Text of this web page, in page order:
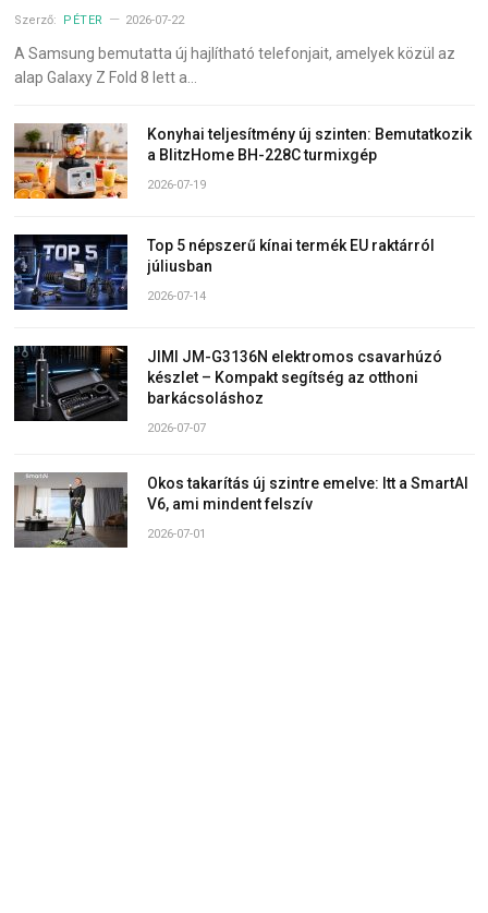
Szerző: PÉTER 2026-07-22
A Samsung bemutatta új hajlítható telefonjait, amelyek közül az
alap Galaxy Z Fold 8 lett a…
Konyhai teljesítmény új szinten: Bemutatkozik
a BlitzHome BH-228C turmixgép
2026-07-19
Top 5 népszerű kínai termék EU raktárról
júliusban
2026-07-14
JIMI JM-G3136N elektromos csavarhúzó
készlet – Kompakt segítség az otthoni
barkácsoláshoz
2026-07-07
Okos takarítás új szintre emelve: Itt a SmartAI
V6, ami mindent felszív
2026-07-01